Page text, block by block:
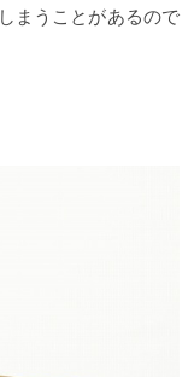
まうことがあるので